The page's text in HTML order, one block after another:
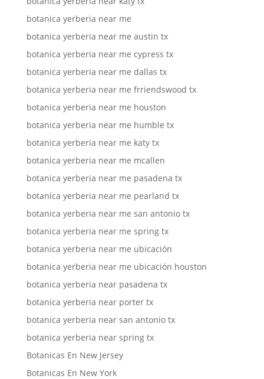
botanica yerberia near me
botanica yerberia near me austin tx
botanica yerberia near me cypress tx
botanica yerberia near me dallas tx
botanica yerberia near me frriendswood tx
botanica yerberia near me houston
botanica yerberia near me humble tx
botanica yerberia near me katy tx
botanica yerberia near me mcallen
botanica yerberia near me pasadena tx
botanica yerberia near me pearland tx
botanica yerberia near me san antonio tx
botanica yerberia near me spring tx
botanica yerberia near me ubicación
botanica yerberia near me ubicación houston
botanica yerberia near pasadena tx
botanica yerberia near porter tx
botanica yerberia near san antonio tx
botanica yerberia near spring tx
Botanicas En New Jersey
Botanicas En New York